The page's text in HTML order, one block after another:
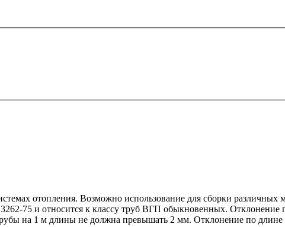
отопления. Возможно использование для сборки различных
75 и относится к классу труб ВГП обыкновенных.
на 1 м длины не должна превышать 2 мм. Отклонение по